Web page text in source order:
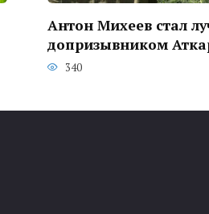
Антон Михеев стал
допризывником
340